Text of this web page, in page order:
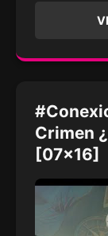
Crimen
[07x16]